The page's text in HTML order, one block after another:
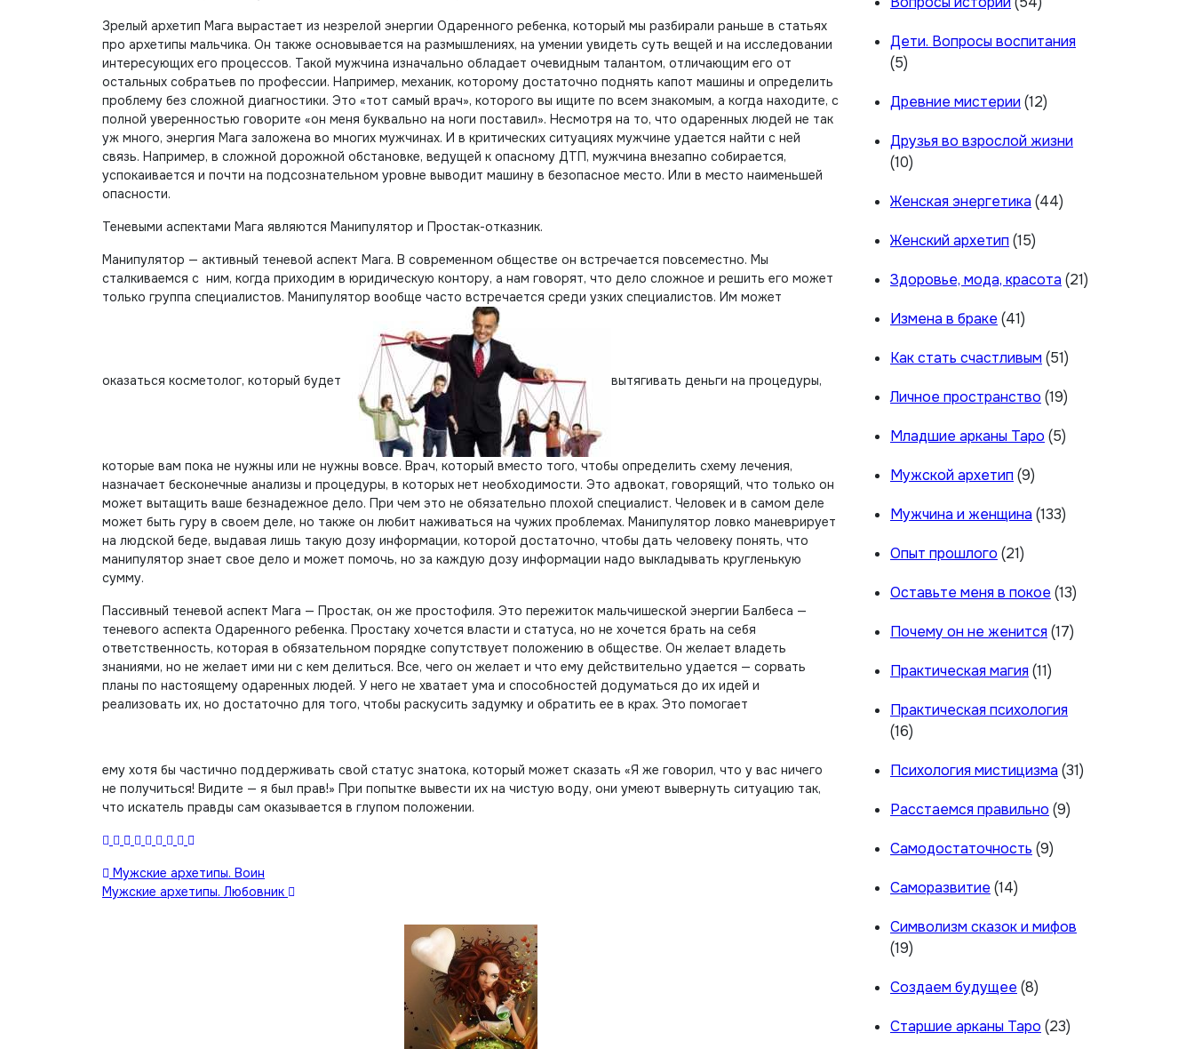
Зрелый архетип Мага вырастает из незрелой энергии Одаренного ребенка, который мы разбирали раньше в статьях
про архетипы мальчика. Он также основывается на размышлениях, на умении увидеть суть вещей и на исследовании
интересующих его процессов. Такой мужчина изначально обладает очевидным талантом, отличающим его от
остальных собратьев по профессии. Например, механик, которому достаточно поднять капот машины и определить
проблему без сложной диагностики. Это «тот самый врач», которого вы ищите по всем знакомым, а когда находите, с
полной уверенностью говорите «он меня буквально на ноги поставил». Несмотря на то, что одаренных людей не так
уж много, энергия Мага заложена во многих мужчинах. И в критических ситуациях мужчине удается найти с ней
связь. Например, в сложной дорожной обстановке, ведущей к опасному ДТП, мужчина внезапно собирается,
успокаивается и почти на подсознательном уровне выводит машину в безопасное место. Или в место наименьшей
опасности.
Теневыми аспектами Мага являются Манипулятор и Простак-отказник.
Манипулятор — активный теневой аспект Мага. В современном обществе он встречается повсеместно. Мы
сталкиваемся с ним, когда приходим в юридическую контору, а нам говорят, что дело сложное и решить его может
только группа специалистов. Манипулятор вообще часто встречается среди узких специалистов. Им может
оказаться косметолог, который будет вытягивать деньги на процедуры,
которые вам пока не нужны или не нужны вовсе. Врач, который вместо того, чтобы определить схему лечения,
назначает бесконечные анализы и процедуры, в которых нет необходимости. Это адвокат, говорящий, что только он
может вытащить ваше безнадежное дело. При чем это не обязательно плохой специалист. Человек и в самом деле
может быть гуру в своем деле, но также он любит наживаться на чужих проблемах. Манипулятор ловко маневрирует
на людской беде, выдавая лишь такую дозу информации, которой достаточно, чтобы дать человеку понять, что
манипулятор знает свое дело и может помочь, но за каждую дозу информации надо выкладывать кругленькую
сумму.
Пассивный теневой аспект Мага — Простак, он же простофиля. Это пережиток мальчишеской энергии Балбеса —
теневого аспекта Одаренного ребенка. Простаку хочется власти и статуса, но не хочется брать на себя
ответственность, которая в обязательном порядке сопутствует положению в обществе. Он желает владеть
знаниями, но не желает ими ни с кем делиться. Все, чего он желает и что ему действительно удается — сорвать
планы по настоящему одаренных людей. У него не хватает ума и способностей додуматься до их идей и
реализовать их, но достаточно для того, чтобы раскусить задумку и обратить ее в крах. Это помогает
ему хотя бы частично поддерживать свой статус знатока, который может сказать «Я же говорил, что у вас ничего
не получиться! Видите — я был прав!» При попытке вывести их на чистую воду, они умеют вывернуть ситуацию так,
что искатель правды сам оказывается в глупом положении.
Навигация
Мужские архетипы. Воин
Мужские архетипы. Любовник
Дети. Вопросы воспитания
(5)
Древние мистерии (12)
Друзья во взрослой жизни
(10)
Женская энергетика (44)
Женский архетип (15)
Здоровье, мода, красота (21)
Измена в браке (41)
Как стать счастливым (51)
Личное пространство (19)
Младшие арканы Таро (5)
Мужской архетип (9)
Мужчина и женщина (133)
Опыт прошлого (21)
Оставьте меня в покое (13)
Почему он не женится (17)
Практическая магия (11)
Практическая психология
(16)
Психология мистицизма (31)
Расстаемся правильно (9)
Самодостаточность (9)
Саморазвитие (14)
Символизм сказок и мифов
(19)
Создаем будущее (8)
Старшие арканы Таро (23)